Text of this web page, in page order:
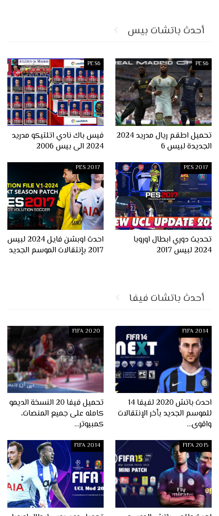
أحدث باتشات بيس
PES6
تحميل اطقم ريال مدريد 2024
الجديدة لبيس 6
PES6
فيس باك نادي اتلتيكو مدريد
2024 الى بيس 2006
PES 2017
تحديث دوري ابطال اوروبا
2024 لبيس 2017
PES 2017
احدث اوبشن فايل 2024 لبيس
2017 بإنتقالات الموسم الجديد
أحدث باتشات فيفا
FIFA 2014
احدث باتش 2020 لفيفا 14
للموسم الجديد بأخر الإنتقالات
واقوى…
FIFA 2020
تحميل فيفا 20 النسخة الديمو
كامله على جميع المنصات،
كمبيوتر…
FIFA 2015
FIFA 2014